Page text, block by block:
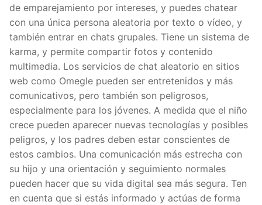
de emparejamiento por intereses, y puedes chatear
con una única persona aleatoria por texto o vídeo, y
también entrar en chats grupales. Tiene un sistema de
karma, y permite compartir fotos y contenido
multimedia. Los servicios de chat aleatorio en sitios
web como Omegle pueden ser entretenidos y más
comunicativos, pero también son peligrosos,
especialmente para los jóvenes. A medida que el niño
crece pueden aparecer nuevas tecnologías y posibles
peligros, y los padres deben estar conscientes de
estos cambios. Una comunicación más estrecha con
su hijo y una orientación y seguimiento normales
pueden hacer que su vida digital sea más segura. Ten
en cuenta que si estás informado y actúas de forma